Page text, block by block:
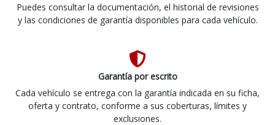
Puedes consultar la documentación, el historial de revisiones
y las condiciones de garantía disponibles para cada vehículo.
Garantía por escrito
Cada vehículo se entrega con la garantía indicada en su ficha,
oferta y contrato, conforme a sus coberturas, límites y
exclusiones.